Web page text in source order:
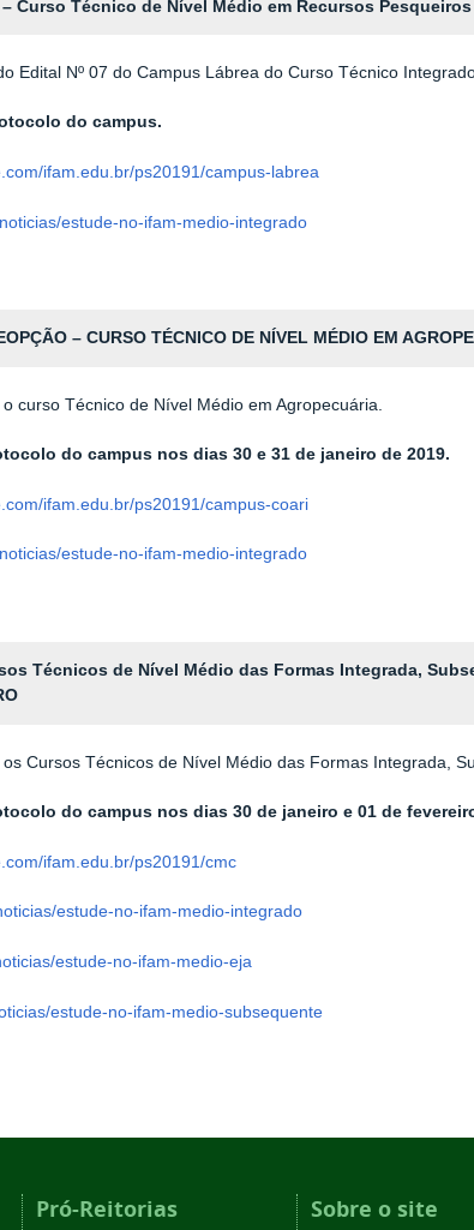
Curso Técnico de Nível Médio em Recursos
Edital Nº 07 do Campus Lábrea do Curso Técnico
do campus.
ifam.edu.br/ps20191/campus-labrea
estude-no-ifam-medio-integrado
– CURSO TÉCNICO DE NÍVEL MÉDIO EM
curso Técnico de Nível Médio em Agropecuária.
do campus nos dias 30 e 31 de janeiro de 2019.
ifam.edu.br/ps20191/campus-coari
estude-no-ifam-medio-integrado
Técnicos de Nível Médio das Formas Integrada,
Cursos Técnicos de Nível Médio das Formas Integrada,
do campus nos dias 30 de janeiro e 01 de
ifam.edu.br/ps20191/cmc
estude-no-ifam-medio-integrado
estude-no-ifam-medio-eja
estude-no-ifam-medio-subsequente
Pró-Reitorias Sobre o site